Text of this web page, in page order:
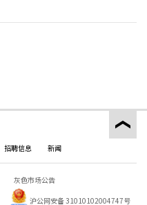
招聘信息 新闻
灰色市场公告
沪公网安备 31010102004747号